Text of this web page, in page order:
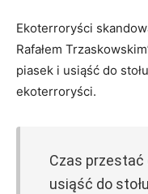
Ekoterroryści
Rafałem
piasek i usiąść do
ekoterroryści.
Czas przestać
usiąść do